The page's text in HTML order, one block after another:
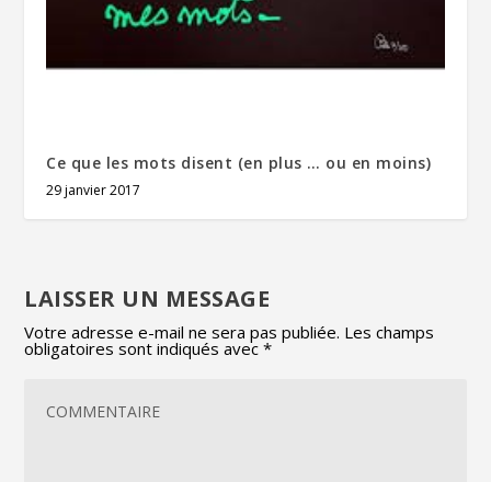
Ce que les mots disent (en plus … ou en moins)
29 janvier 2017
LAISSER UN MESSAGE
Votre adresse e-mail ne sera pas publiée. Les champs
obligatoires sont indiqués avec*